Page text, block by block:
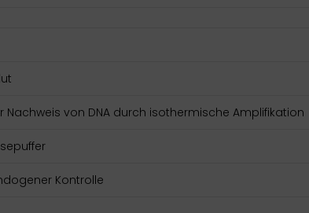
Nachweis von DNA durch isothermische Amplifikation
Kontrolle